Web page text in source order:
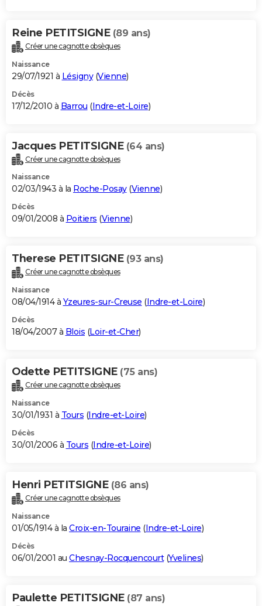
Reine PETITSIGNE (89 ans)
Créer une cagnotte obsèques
Naissance
29/07/1921 à Lésigny(Vienne)
Décès
17/12/2010 à Barrou (Indre-et-Loire)
Jacques PETITSIGNE (64 ans)
Créer une cagnotte obsèques
Naissance
02/03/1943 à la Roche-Posay(Vienne)
Décès
09/01/2008 à Poitiers (Vienne)
Therese PETITSIGNE (93 ans)
Créer une cagnotte obsèques
Naissance
08/04/1914 à Yzeures-sur-Creuse (Indre-et-Loire)
Décès
18/04/2007 à Blois (Loir-et-Cher)
Odette PETITSIGNE (75 ans)
Créer une cagnotte obsèques
Naissance
30/01/1931 à Tours (Indre-et-Loire)
Décès
30/01/2006 à Tours (Indre-et-Loire)
Henri PETITSIGNE (86 ans)
Créer une cagnotte obsèques
Naissance
01/05/1914 à la Croix-en-Touraine (Indre-et-Loire)
Décès
06/01/2001 au Chesnay-Rocquencourt(Yvelines)
Paulette PETITSIGNE (87 ans)